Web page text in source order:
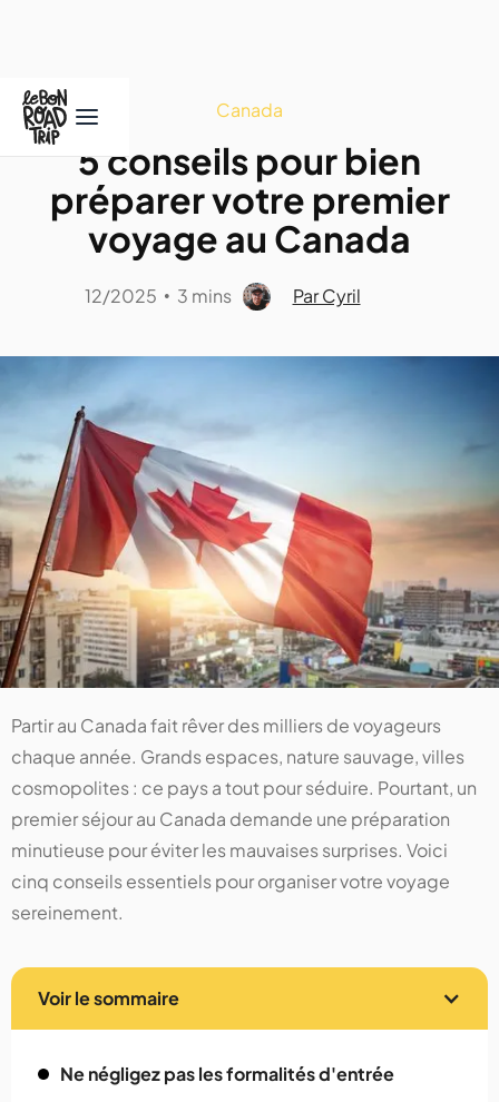
Canada
5 conseils pour bien
préparer votre premier
voyage au Canada
12/2025 • 3 mins Par Cyril
Partir au Canada fait rêver des milliers de voyageurs
chaque année. Grands espaces, nature sauvage, villes
cosmopolites : ce pays a tout pour séduire. Pourtant, un
premier séjour au Canada demande une préparation
minutieuse pour éviter les mauvaises surprises. Voici
cinq conseils essentiels pour organiser votre voyage
sereinement.
Voir le sommaire
Ne négligez pas les formalités d'entrée